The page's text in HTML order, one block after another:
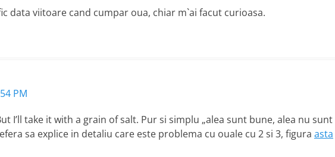
data viitoare cand cumpar oua, chiar m`ai facut curioasa.
PM
I’ll take it with a grain of salt. Pur si simplu „alea sunt bune, alea nu sunt
sa explice in detaliu care este problema cu ouale cu 2 si 3, figura asta